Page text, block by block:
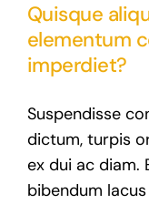
Quisque
elementum
imperdiet?
Suspendisse
dictum, turpis
ex dui ac diam.
bibendum